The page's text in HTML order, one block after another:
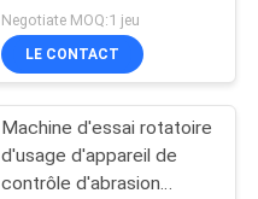
automatiques 120kg
disponible
Negotiate MOQ:1 jeu
LE CONTACT
Machine d'essai rotatoire
d'usage d'appareil de
contrôle d'abrasion